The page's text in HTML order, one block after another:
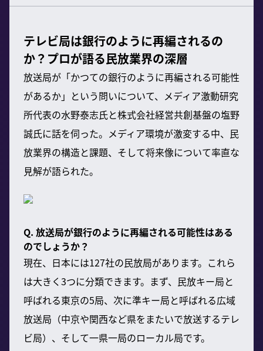
テレビ局は銀行のように再編されるの
か？プロが語る民放業界の深層
放送局が「かつての銀行のように再編される可能性
があるか」という問いについて、メディア激動研究
所代表の水野泰志氏と株式会社経営共創基盤の塩野
誠氏に話を伺った。メディア環境が激変する中、民
放業界の構造と課題、そして将来像について率直な
見解が語られた。
Q. 放送局が銀行のように再編される可能性はある
のでしょうか？
現在、日本には127社の民放局があります。これら
は大きく3つに分類できます。まず、民放キー局と
呼ばれる東京の5局、次に準キー局と呼ばれる広域
放送局（中京や関西など県をまたいで放送するテレ
ビ局）、そして一県一局のローカル局です。